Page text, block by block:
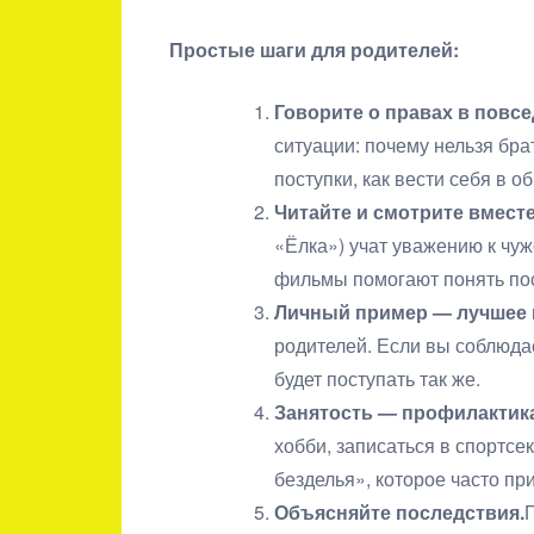
Простые шаги для родителей:
Говорите о правах в
ситуации: почему нельзя
поступки, как вести себя в
Читайте и смотрите
«Ёлка») учат уважению к
фильмы помогают понять
Личный пример — лучшее
родителей. Если вы
будет поступать так же.
Занятость —
хобби, записаться в
безделья», которое часто
Объясняйте последствия.